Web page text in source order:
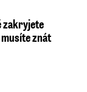
zakryjete
znát